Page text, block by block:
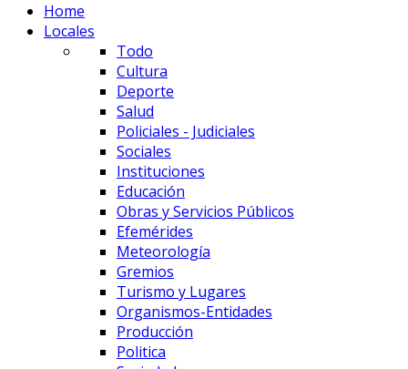
Home
Locales
Todo
Cultura
Deporte
Salud
Policiales - Judiciales
Sociales
Instituciones
Educación
Obras y Servicios Públicos
Efemérides
Meteorología
Gremios
Turismo y Lugares
Organismos-Entidades
Producción
Politica